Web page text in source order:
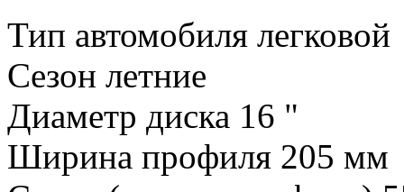
Тип автомобиля легковой
Сезон летние
Диаметр диска 16 "
Ширина профиля 205 мм